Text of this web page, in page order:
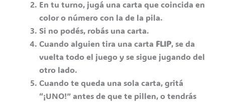
En tu turno, jugá una carta que coincida en
color o número con la de la pila.
Si no podés, robás una carta.
Cuando alguien tira una carta FLIP, se da
vuelta todo el juego y se sigue jugando del
otro lado.
Cuando te queda una sola carta, gritá
“¡UNO!” antes de que te pillen, o tendrás